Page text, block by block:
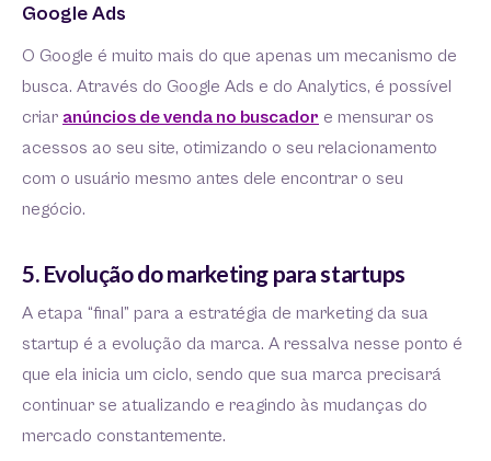
Google Ads
O Google é muito mais do que apenas um mecanismo de
busca. Através do Google Ads e do Analytics, é possível
criar anúncios de venda no buscador e mensurar os
acessos ao seu site, otimizando o seu relacionamento
com o usuário mesmo antes dele encontrar o seu
negócio.
5. Evolução do marketing para startups
A etapa “final” para a estratégia de marketing da sua
startup é a evolução da marca. A ressalva nesse ponto é
que ela inicia um ciclo, sendo que sua marca precisará
continuar se atualizando e reagindo às mudanças do
mercado constantemente.